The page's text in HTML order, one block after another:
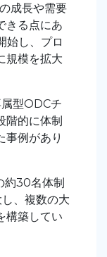
成長や需要
きる点にあ
始し、プロ
規模を拡大
型ODCチ
階的に体制
事例があり
約30名体制
、複数の大
構築してい